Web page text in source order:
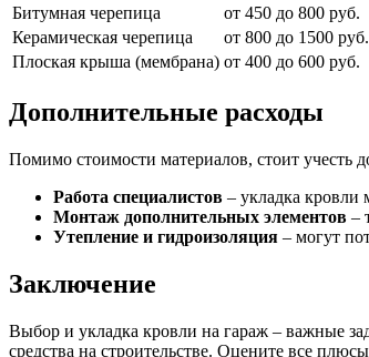
Битумная черепица
от 450 до 800 руб.
Керамическая черепица
от 800 до 1500 руб.
Плоская крыша (мембрана) от 400 до 600 руб.
Дополнительные расходы
Помимо стоимости материалов, стоит учесть
Работа специалистов – укладка кровли
Монтаж дополнительных элементов –
Утепление и гидроизоляция – могут
Заключение
Выбор и укладка кровли на гараж – важные
средства на строительстве. Оцените все